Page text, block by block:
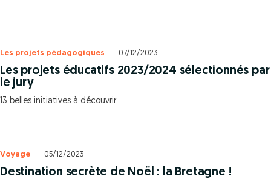
Les projets pédagogiques 07/12/2023
Les projets éducatifs 2023/2024 sélectionnés par
le jury
13 belles initiatives à découvrir
Voyage 05/12/2023
Destination secrète de Noël : la Bretagne !